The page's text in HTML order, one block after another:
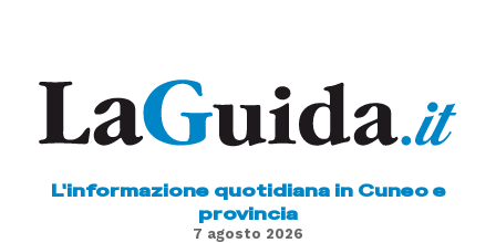
L'informazione quotidiana in Cuneo e
provincia
7 agosto 2026